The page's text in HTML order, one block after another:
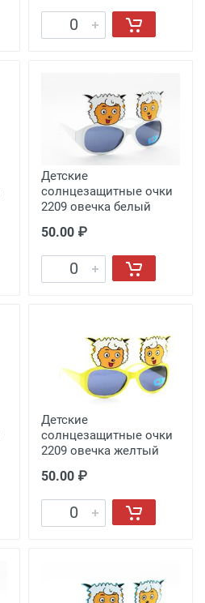
Детские
солнцезащитные очки
2209 овечка белый
50.00 ₽
Детские
солнцезащитные очки
2209 овечка желтый
50.00 ₽